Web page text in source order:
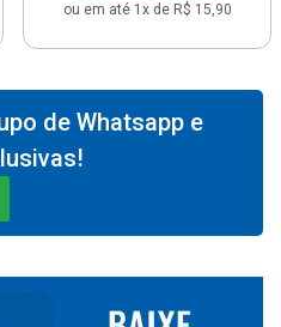
ou em até 1x de R$ 15,90
de Whatsapp e